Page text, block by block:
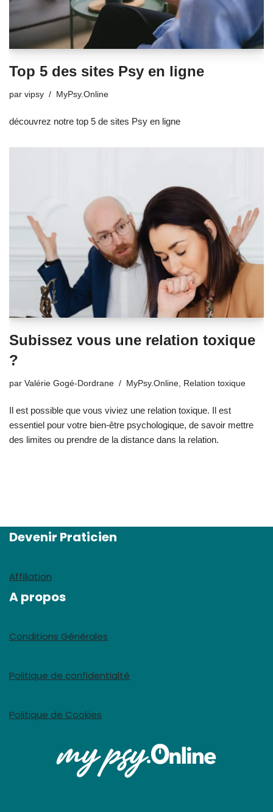
Top 5 des sites Psy en ligne
par vipsy MyPsy.Online
découvrez notre top 5 de sites Psy en ligne
Subissez vous une relation toxique
?
par Valérie Gogé-Dordrane MyPsy.Online Relation toxique
Il est possible que vous viviez une relation toxique. Il est
essentiel pour votre bien-être psychologique, de savoir mettre
des limites ou prendre de la distance dans la relation.
Devenir Praticien
Affiliation
A propos
Conditions Générales
Politique de confidentialté
Politique de Cookies